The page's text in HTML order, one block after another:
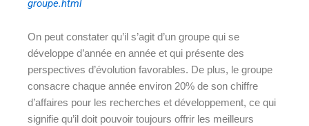
groupe.html
On peut constater qu’il s’agit d’un groupe qui se
développe d’année en année et qui présente des
perspectives d’évolution favorables. De plus, le groupe
consacre chaque année environ 20% de son chiffre
d’affaires pour les recherches et développement, ce qui
signifie qu’il doit pouvoir toujours offrir les meilleurs